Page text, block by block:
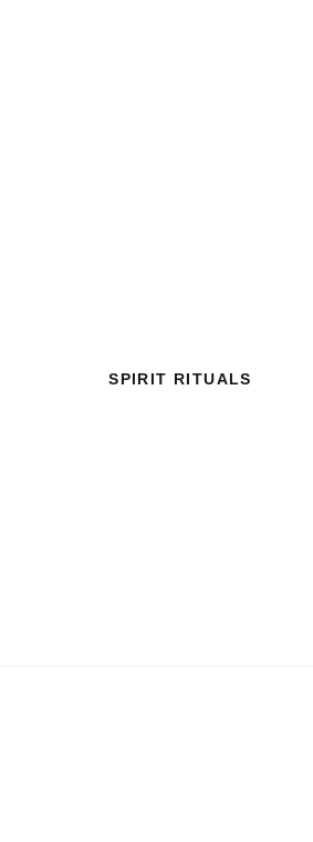
SPIRIT RITUALS
Spirit Rituals